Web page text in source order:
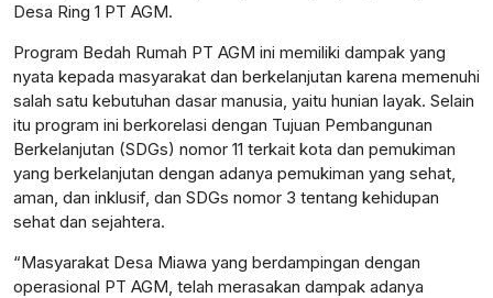
Desa Ring 1 PT AGM.
Program Bedah Rumah PT AGM ini memiliki dampak yang
nyata kepada masyarakat dan berkelanjutan karena memenuhi
salah satu kebutuhan dasar manusia, yaitu hunian layak. Selain
itu program ini berkorelasi dengan Tujuan Pembangunan
Berkelanjutan (SDGs) nomor 11 terkait kota dan pemukiman
yang berkelanjutan dengan adanya pemukiman yang sehat,
aman, dan inklusif, dan SDGs nomor 3 tentang kehidupan
sehat dan sejahtera.
“Masyarakat Desa Miawa yang berdampingan dengan
operasional PT AGM, telah merasakan dampak adanya